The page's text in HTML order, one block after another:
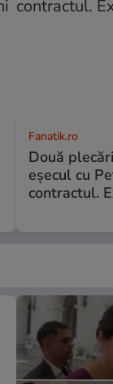
Fanatik.ro
Două
eșecul cu
contractul.